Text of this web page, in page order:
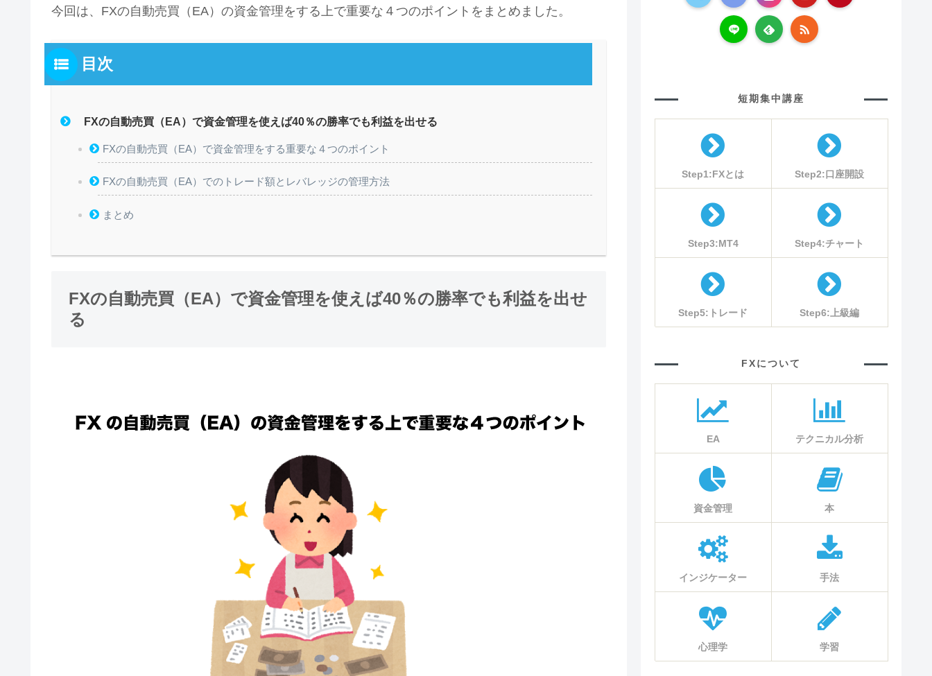
今回は、FXの自動売買（EA）の資金管理をする上で重要な４つのポイントをまとめました。
目次
FXの自動売買（EA）で資金管理を使えば40％の勝率でも利益を出せる
FXの自動売買（EA）で資金管理をする重要な４つのポイント
FXの自動売買（EA）でのトレード額とレバレッジの管理方法
まとめ
FXの自動売買（EA）で資金管理を使えば40％の勝率でも利益を出せ
る
短期集中講座
Step1:FXとは Step2:口座開設
Step3:MT4 Step4:チャート
Step5:トレード Step6:上級編
FXについて
EA テクニカル分析
資金管理 本
インジケーター 手法
心理学 学習